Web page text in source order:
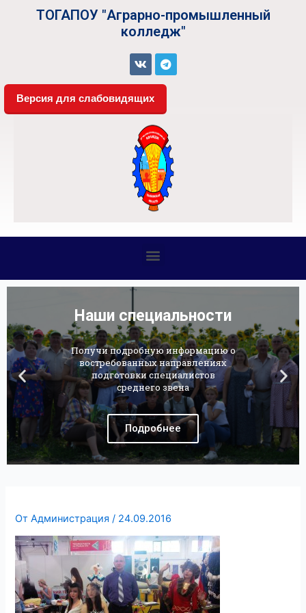
ТОГАПОУ "Аграрно-промышленный
колледж"
Версия для слабовидящих
Наши специальности
Получи подробную информацию о
востребованных направлениях
подготовки специалистов
среднего звена
Подробнее
От Администрация / 24.09.2016